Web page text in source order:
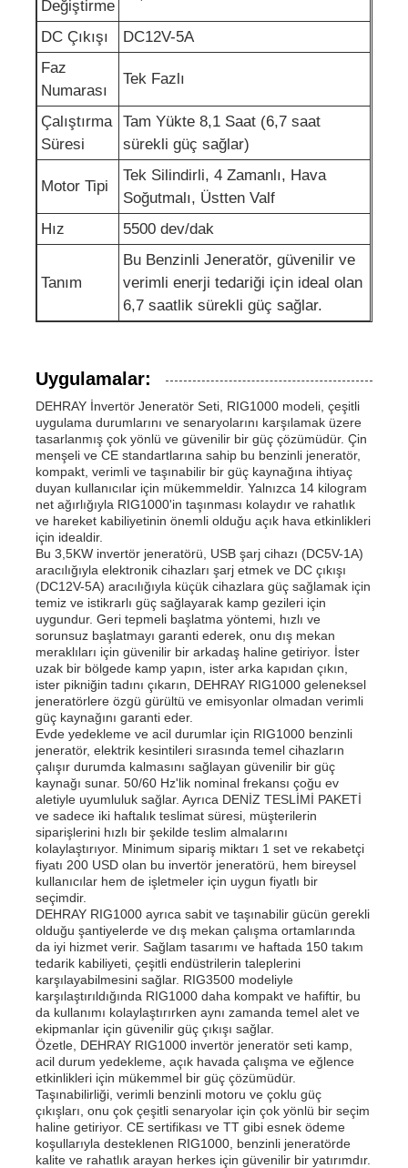
kanalizasyon suyu pompası
Değiştirme
DC Çıkışı
DC12V-5A
Faz
Numarası
Tek Fazlı
Çalıştırma
Süresi
Tam Yükte 8,1 Saat (6,7 saat
sürekli güç sağlar)
Motor Tipi
Tek Silindirli, 4 Zamanlı, Hava
Soğutmalı, Üstten Valf
Hız
5500 dev/dak
Tanım
Bu Benzinli Jeneratör, güvenilir ve
verimli enerji tedariği için ideal olan
6,7 saatlik sürekli güç sağlar.
Uygulamalar:
DEHRAY İnvertör Jeneratör Seti, RIG1000 modeli, çeşitli
uygulama durumlarını ve senaryolarını karşılamak üzere
tasarlanmış çok yönlü ve güvenilir bir güç çözümüdür. Çin
menşeli ve CE standartlarına sahip bu benzinli jeneratör,
kompakt, verimli ve taşınabilir bir güç kaynağına ihtiyaç
duyan kullanıcılar için mükemmeldir. Yalnızca 14 kilogram
net ağırlığıyla RIG1000'in taşınması kolaydır ve rahatlık
ve hareket kabiliyetinin önemli olduğu açık hava etkinlikleri
için idealdir.
Bu 3,5KW invertör jeneratörü, USB şarj cihazı (DC5V-1A)
aracılığıyla elektronik cihazları şarj etmek ve DC çıkışı
(DC12V-5A) aracılığıyla küçük cihazlara güç sağlamak için
temiz ve istikrarlı güç sağlayarak kamp gezileri için
uygundur. Geri tepmeli başlatma yöntemi, hızlı ve
sorunsuz başlatmayı garanti ederek, onu dış mekan
meraklıları için güvenilir bir arkadaş haline getiriyor. İster
uzak bir bölgede kamp yapın, ister arka kapıdan çıkın,
ister pikniğin tadını çıkarın, DEHRAY RIG1000 geleneksel
jeneratörlere özgü gürültü ve emisyonlar olmadan verimli
güç kaynağını garanti eder.
Evde yedekleme ve acil durumlar için RIG1000 benzinli
jeneratör, elektrik kesintileri sırasında temel cihazların
çalışır durumda kalmasını sağlayan güvenilir bir güç
kaynağı sunar. 50/60 Hz'lik nominal frekansı çoğu ev
aletiyle uyumluluk sağlar. Ayrıca DENİZ TESLİMİ PAKETİ
ve sadece iki haftalık teslimat süresi, müşterilerin
siparişlerini hızlı bir şekilde teslim almalarını
kolaylaştırıyor. Minimum sipariş miktarı 1 set ve rekabetçi
fiyatı 200 USD olan bu invertör jeneratörü, hem bireysel
kullanıcılar hem de işletmeler için uygun fiyatlı bir
seçimdir.
DEHRAY RIG1000 ayrıca sabit ve taşınabilir gücün gerekli
olduğu şantiyelerde ve dış mekan çalışma ortamlarında
da iyi hizmet verir. Sağlam tasarımı ve haftada 150 takım
tedarik kabiliyeti, çeşitli endüstrilerin taleplerini
karşılayabilmesini sağlar. RIG3500 modeliyle
karşılaştırıldığında RIG1000 daha kompakt ve hafiftir, bu
da kullanımı kolaylaştırırken aynı zamanda temel alet ve
ekipmanlar için güvenilir güç çıkışı sağlar.
Özetle, DEHRAY RIG1000 invertör jeneratör seti kamp, ​​
acil durum yedekleme, açık havada çalışma ve eğlence
etkinlikleri için mükemmel bir güç çözümüdür.
Taşınabilirliği, verimli benzinli motoru ve çoklu güç
çıkışları, onu çok çeşitli senaryolar için çok yönlü bir seçim
haline getiriyor. CE sertifikası ve TT gibi esnek ödeme
koşullarıyla desteklenen RIG1000, benzinli jeneratörde
kalite ve rahatlık arayan herkes için güvenilir bir yatırımdır.